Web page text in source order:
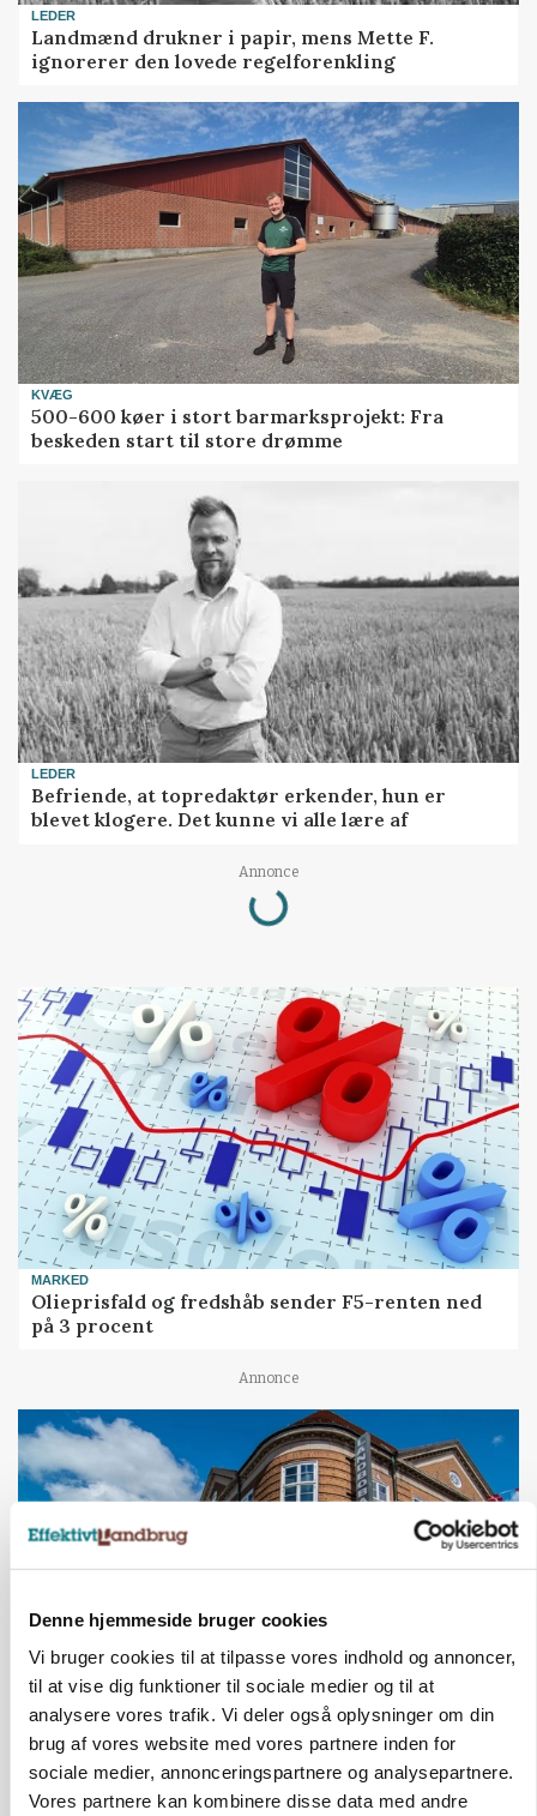
Denne hjemmeside bruger cookies
Vi bruger cookies til at tilpasse vores indhold og annoncer,
til at vise dig funktioner til sociale medier og til at
analysere vores trafik. Vi deler også oplysninger om din
brug af vores website med vores partnere inden for
sociale medier, annonceringspartnere og analysepartnere.
Vores partnere kan kombinere disse data med andre
LEDER
Landmænd drukner i papir, mens Mette F.
ignorerer den lovede regelforenkling
KVÆG
500-600 køer i stort barmarksprojekt: Fra
beskeden start til store drømme
LEDER
Befriende, at topredaktør erkender, hun er
blevet klogere. Det kunne vi alle lære af
Annonce
Loading...
MARKED
Olieprisfald og fredshåb sender F5-renten ned
på 3 procent
Annonce
Lave grisepriser og nye regler øger landbobanks
forsigtighed
Annonce